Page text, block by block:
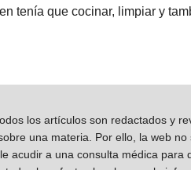
tenía que cocinar, limpiar y
los artículos son redactados y
una materia. Por ello, la web
acudir a una consulta médica para